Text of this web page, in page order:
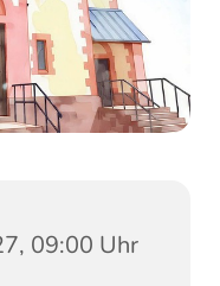
09:00 Uhr